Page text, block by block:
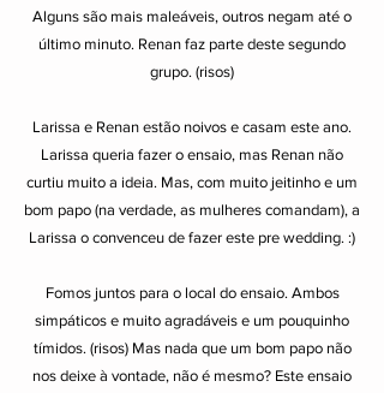
Alguns são mais maleáveis, outros negam até o
último minuto. Renan faz parte deste segundo
grupo. (risos)
Larissa e Renan estão noivos e casam este ano.
Larissa queria fazer o ensaio, mas Renan não
curtiu muito a ideia. Mas, com muito jeitinho e um
bom papo (na verdade, as mulheres comandam), a
Larissa o convenceu de fazer este pre wedding. :)
Fomos juntos para o local do ensaio. Ambos
simpáticos e muito agradáveis e um pouquinho
tímidos. (risos) Mas nada que um bom papo não
nos deixe à vontade, não é mesmo? Este ensaio